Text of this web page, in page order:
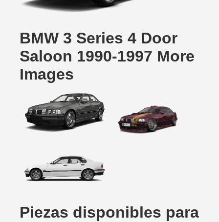
BMW 3 Series 4 Door
Saloon 1990-1997 More
Images
Piezas disponibles para